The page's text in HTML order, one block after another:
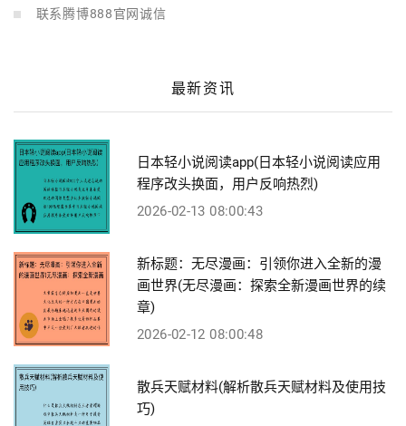
联系腾博888官网诚信
最新资讯
日本轻小说阅读app(日本轻小说阅读应用
程序改头换面，用户反响热烈)
2026-02-13 08:00:43
新标题：无尽漫画：引领你进入全新的漫
画世界(无尽漫画：探索全新漫画世界的续
章)
2026-02-12 08:00:48
散兵天赋材料(解析散兵天赋材料及使用技
巧)